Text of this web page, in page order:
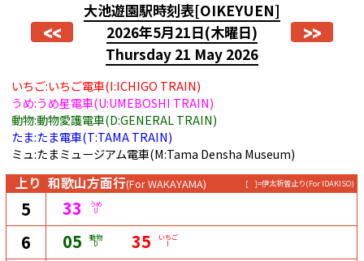
<<
大池遊園駅時刻表[OIKEYUEN]
2026年5月21日(木曜日)
Thursday 21 May 2026
>>
いちご:いちご電車(I:ICHIGO TRAIN)
うめ:うめ星電車(U:UMEBOSHI TRAIN)
動物:動物愛護電車(D:GENERAL TRAIN)
たま:たま電車(T:TAMA TRAIN)
ミュ:たまミュージアム電車(M:Tama Densha Museum)
上り 和歌山方面行(For WAKAYAMA) [ ]=伊太祈曽止り(For IDAKISO)
5 33 うめ
U
6 05 動物
D 35 いちご
I